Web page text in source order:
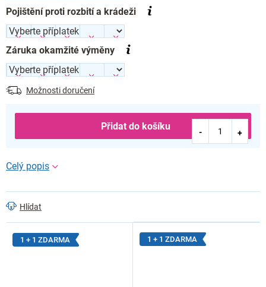
Pojištění proti rozbití a krádeži
Záruka okamžité výměny
Možnosti doručení
Přidat do košíku
Hlídat
1 + 1 ZDARMA 1 + 1 ZDARMA